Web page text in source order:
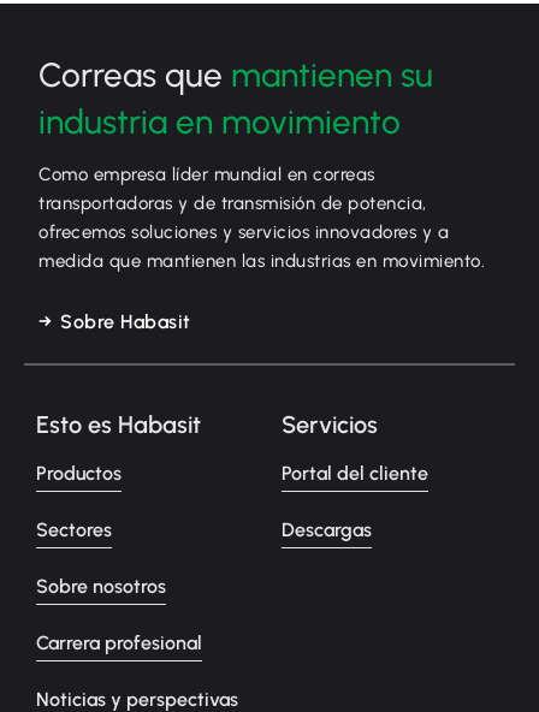
Correas que mantienen su
industria en movimiento
Como empresa líder mundial en correas
transportadoras y de transmisión de potencia,
ofrecemos soluciones y servicios innovadores y a
medida que mantienen las industrias en movimiento.
Sobre Habasit
Esto es Habasit
Productos
Sectores
Sobre nosotros
Carrera profesional
Noticias y perspectivas
Servicios
Portal del cliente
Descargas